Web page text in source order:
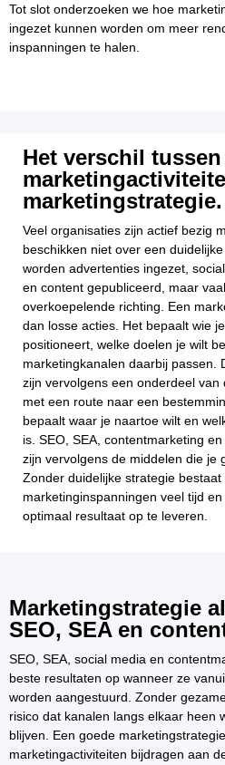
Tot slot onderzoeken we hoe
ingezet kunnen worden om meer
inspanningen te halen.
Het verschil tussen
marketingstrategie.
Veel organisaties zijn actief bezig
beschikken niet over een
worden advertenties ingezet,
en content gepubliceerd, maar
overkoepelende richting. Een
dan losse acties. Het bepaalt wie
positioneert, welke doelen je wilt
marketingkanalen daarbij passen.
zijn vervolgens een onderdeel van
met een route naar een
bepaalt waar je naartoe wilt en
is. SEO, SEA, contentmarketing en
zijn vervolgens de middelen die je
Zonder duidelijke strategie
marketinginspanningen veel tijd
optimaal resultaat op te leveren.
Marketingstrategie
SEO, SEA en
SEO, SEA, social media en
beste resultaten op wanneer ze
worden aangestuurd. Zonder
risico dat kanalen langs elkaar heen
blijven. Een goede
marketingactiviteiten bijdragen aan